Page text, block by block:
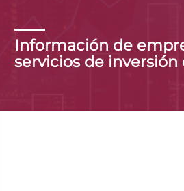
Información de
servicios de inversión